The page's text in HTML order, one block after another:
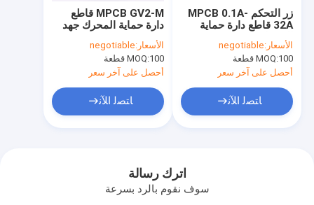
MPCB ​​GV2-M قاطع
دارة حماية المحرك جهد
20A 230V
الأسعار:negotiable
MOQ:100 قطعة
أحصل على آخر سعر
ﺎﺘﺼﻟ ﺍﻶﻧ
زر التحكم MPCB 0.1A-
32A قاطع دارة حماية
المحرك
الأسعار:negotiable
MOQ:100 قطعة
أحصل على آخر سعر
ﺎﺘﺼﻟ ﺍﻶﻧ
اترك رسالة
سوف نقوم بالرد بسرعة